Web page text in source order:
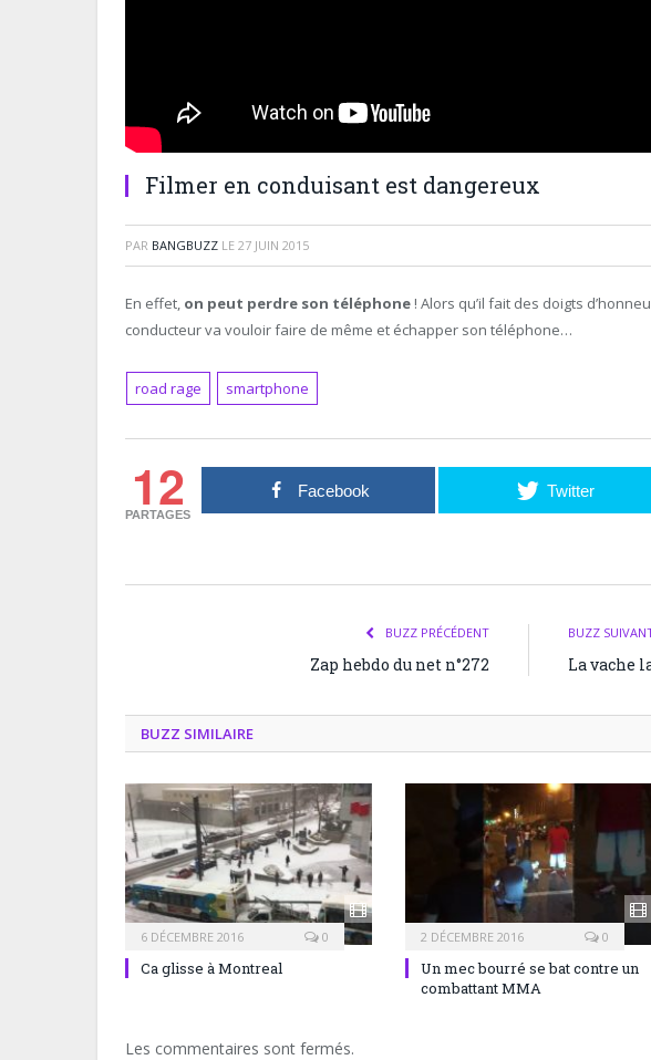
Filmer en conduisant est dangereux
PAR BANGBUZZ LE 27 JUIN 2015
En effet, on peut perdre son téléphone ! Alors qu’il fait des doigts
conducteur va vouloir faire de même et échapper son téléphone…
road rage smartphone
12
PARTAGES
Facebook Twitter
BUZZ PRÉCÉDENT
Zap hebdo du net n°272
BUZZ
La vache
BUZZ SIMILAIRE
6 DÉCEMBRE 2016 0
Ca glisse à Montreal
2 DÉCEMBRE 2016 0
Un mec bourré se bat contre un
combattant MMA
Les commentaires sont fermés.